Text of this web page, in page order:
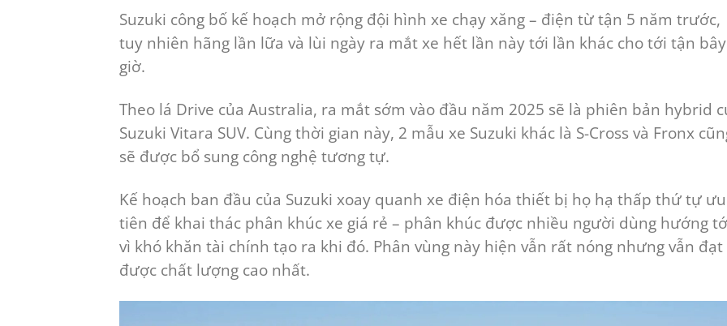
Suzuki công bố kế hoạch mở rộng đội hình xe chạy xăng – điện từ tận 5 năm trước,
tuy nhiên hãng lần lữa và lùi ngày ra mắt xe hết lần này tới lần khác cho tới tận bây
giờ.
Theo lá Drive của Australia, ra mắt sớm vào đầu năm 2025 sẽ là phiên bản hybrid
Suzuki Vitara SUV. Cùng thời gian này, 2 mẫu xe Suzuki khác là S-Cross và Fronx
sẽ được bổ sung công nghệ tương tự.
Kế hoạch ban đầu của Suzuki xoay quanh xe điện hóa thiết bị họ hạ thấp thứ tự ưu
tiên để khai thác phân khúc xe giá rẻ – phân khúc được nhiều người dùng hướng
vì khó khăn tài chính tạo ra khi đó. Phân vùng này hiện vẫn rất nóng nhưng vẫn đạt
được chất lượng cao nhất.